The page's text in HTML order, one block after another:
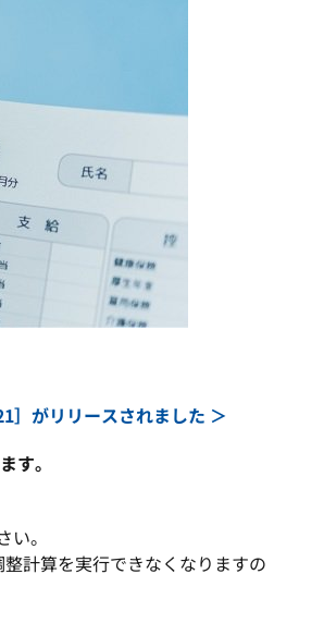
］がリリースされました ＞
す。
。
計算を実行できなくなりますの